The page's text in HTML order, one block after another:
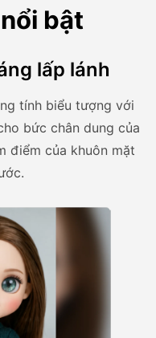
bật
lấp lánh
tính biểu tượng với
bức chân dung của
điểm của khuôn mặt